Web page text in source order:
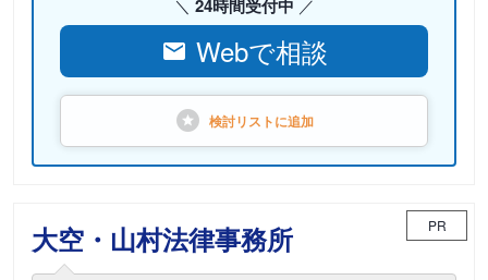
24時間受付中
Webで相談
検討リストに追加
大空・山村法律事務所 PR